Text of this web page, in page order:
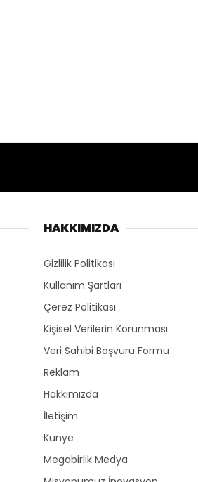
HAKKIMIZDA
Gizlilik Politikası
Kullanım Şartları
Çerez Politikası
Kişisel Verilerin Korunması
Veri Sahibi Başvuru Formu
Reklam
Hakkımızda
İletişim
Künye
Megabirlik Medya